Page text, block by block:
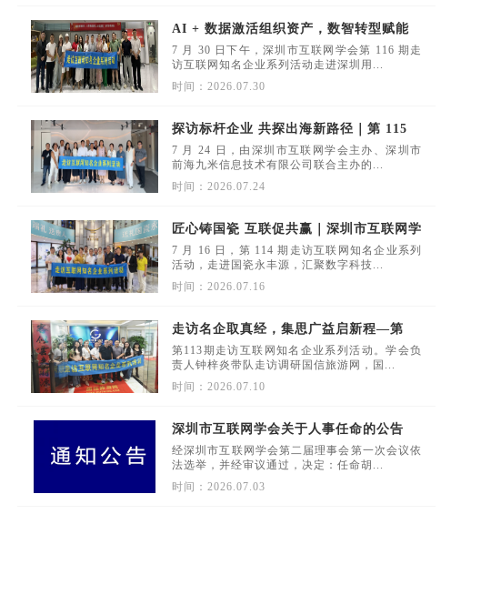
AI + 数据激活组织资产，数智转型赋能
实体企业 —第 116 期走访活动走进深圳
用友圆满落幕
7 月 30 日下午，深圳市互联网学会第 116 期走
访互联网知名企业系列活动走进深圳用...
时间：2026.07.30
探访标杆企业 共探出海新路径｜第 115
期走访九米跨境活动圆满举办
7 月 24 日，由深圳市互联网学会主办、深圳市
前海九米信息技术有限公司联合主办的...
时间：2026.07.24
匠心铸国瓷 互联促共赢｜深圳市互联网学
会第 114 期走访国瓷永丰源
7 月 16 日，第 114 期走访互联网知名企业系列
活动，走进国瓷永丰源，汇聚数字科技...
时间：2026.07.16
走访名企取真经，集思广益启新程—第
113期走访互联网知名企业系列活动 聚力
赋能第二届工作提质增效
第113期走访互联网知名企业系列活动。学会负
责人钟梓炎带队走访调研国信旅游网，国...
时间：2026.07.10
深圳市互联网学会关于人事任命的公告
经深圳市互联网学会第二届理事会第一次会议依
法选举，并经审议通过，决定：任命胡...
时间：2026.07.03